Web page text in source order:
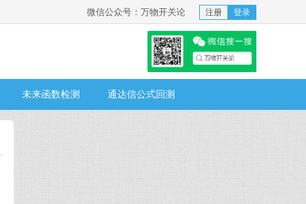
微信公众号：万物开关论 注册 登录
未来函数检测 通达信公式回测